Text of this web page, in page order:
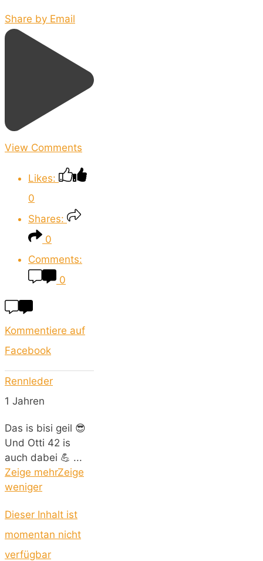
Share by Email
View Comments
Likes:
0
Shares:
0
Comments:
0
Kommentiere auf
Facebook
Rennleder
1 Jahren
Das is bisi geil 😎
Und Otti 42 is
auch dabei 💪 ...
Zeige mehrZeige
weniger
Dieser Inhalt ist
momentan nicht
verfügbar